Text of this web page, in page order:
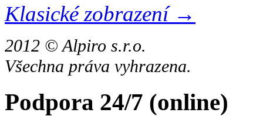
Klasické zobrazení →
2012 © Alpiro s.r.o.
Všechna práva vyhrazena.
Podpora 24/7 (online)